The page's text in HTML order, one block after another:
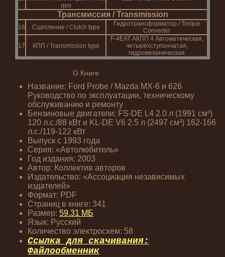
rpm
Трансмиссия / Transmission
16 Сцепление / Clutch type
Гидротрансформатор / Torque
Converter
17 КПП / Transmission type
F-4EAT АКПП 4 Автоматическая,
четырёхступенчатая,
гидромеханическая
О Книге
Название: Ford Probe / Mazda MX-6 и 626
Руководство по эксплуатации, техническому
обслуживанию и ремонту
Бензиновые двигатели: FS-DE L4 2.0 л (1991 см³)
120 л.с./88 кВт и KL-DE V6 2.5 л (2497 см³) 162-166
л.с./119-122 кВт
Выпуск с 1993 года
Серия: «Автолюбитель»
Год издания: 2003
Автор: Коллектив авторов
Издательство: «Ассоциация независимых
издателей»
Формат: PDF
Страниц в книге: 341
Размер: 59.31 МБ
Язык: Русский
Количество электросхем: 58
Ссылка для скачивания:
Файлообменник